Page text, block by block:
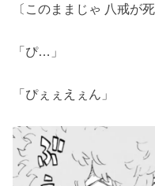
〔このままじゃ 八戒が
「ぴ…」
「ぴぇぇえぇん」